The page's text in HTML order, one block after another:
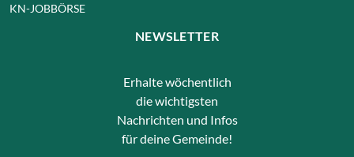
KN-JOBBÖRSE
NEWSLETTER
Erhalte wöchentlich
die wichtigsten
Nachrichten und Infos
für deine Gemeinde!